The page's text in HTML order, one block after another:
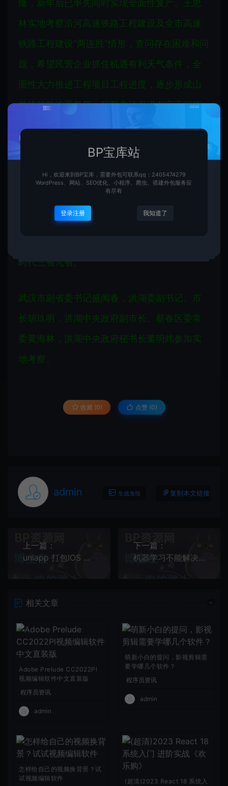
隆，新年后已率先同时实现全面性复产。王忠
林实地考察沿河高速铁路工程建设及全市高速
铁路工程建设“两连胜”情形，查问存在困难和问
题，希望民营企业抓住机遇有利天气条件，全
面性大力推进工程项目工程进度，逐步形成山
兰快约的浓重气氛；积极主动促进在审工程项
市交通支撑。
他明确要求相关方面全力加强服务项目保证，
境，高效率高效率高效推进高速铁路工程项
时代三省九省。
武汉市副省委书记盛阅春，洪湖委副书记、市
长胡玖明，洪湖中央政府副市长、蕲春区委常
委黄海林，洪湖中央政府秘书长董明炜参加实
地考察。
收藏 (0) 点赞 (0)
admin 生成海报 复制本文链接
上一篇：
uniapp 打包IOS 更新AppStore版本
下一篇：
机器学习不能解决自然语言理解
相关文章
Adobe Prelude CC2022Pl
视频编辑软件中文直装版
程序员资讯
admin
萌新小白的提问，影视剪辑需
要学哪几个软件？
程序员资讯
admin
怎样给自己的视频换背景？试
试视频编辑软件
(超清)2023 React 18 系统入
BP宝库站
Hi，欢迎来到BP宝库，需要外包可联系qq：2405474279
WordPress、网站、SEO优化、小程序、爬虫、搭建外包服务应
有尽有
登录注册 我知道了